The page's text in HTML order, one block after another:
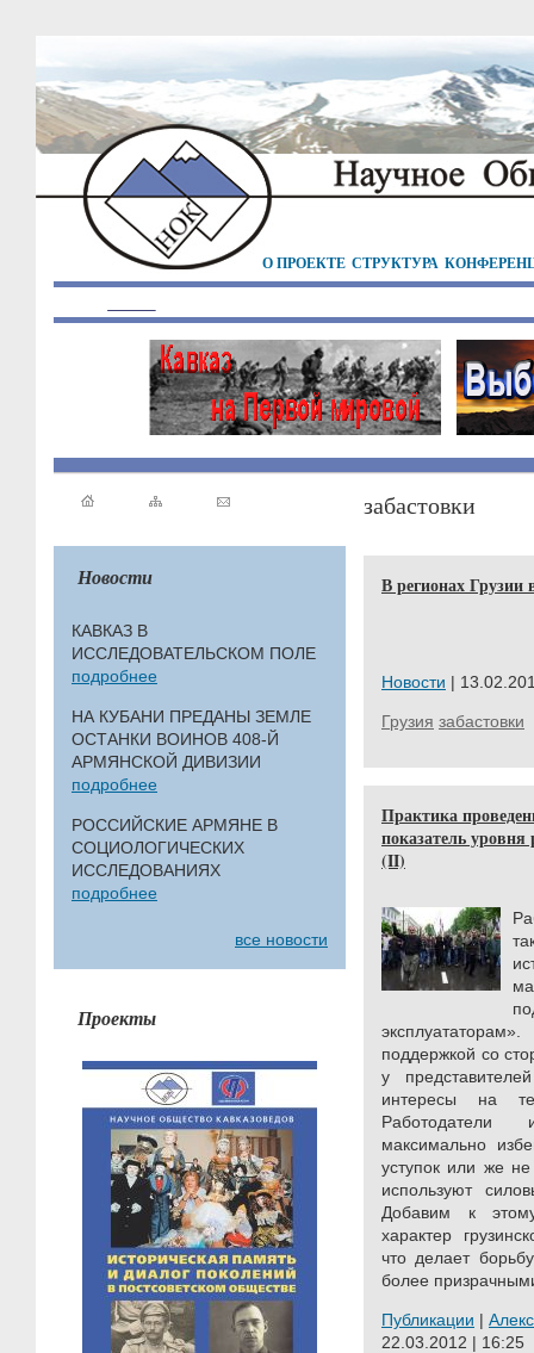
О ПРОЕКТЕ СТРУКТУРА
Новости
КАВКАЗ В
ИССЛЕДОВАТЕЛЬСКОМ ПОЛЕ
подробнее
НА КУБАНИ ПРЕДАНЫ ЗЕМЛЕ
ОСТАНКИ ВОИНОВ 408-Й
АРМЯНСКОЙ ДИВИЗИИ
подробнее
РОССИЙСКИЕ АРМЯНЕ В
СОЦИОЛОГИЧЕСКИХ
ИССЛЕДОВАНИЯХ
подробнее
все новости
Проекты
забастовки
В регионах Грузии
Новости |
Грузия забастовки
Практика
показатель
(II)
поддержкой со
у
интересы на
Работодатели
максимально
уступок или же
используют
Добавим к
характер
что делает
более
Публикации |
22.03.2012 | 16:25